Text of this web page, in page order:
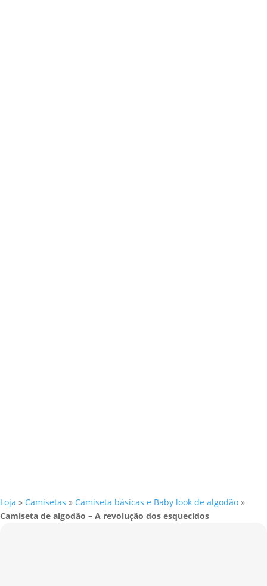
Loja » Camisetas » Camiseta básicas e Baby look de algodão »
Camiseta de algodão – A revolução dos esquecidos